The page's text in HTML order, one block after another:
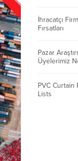
İhracatçı
Fırsatları
Pazar
Üyelerimiz
PVC Curtain
Lists